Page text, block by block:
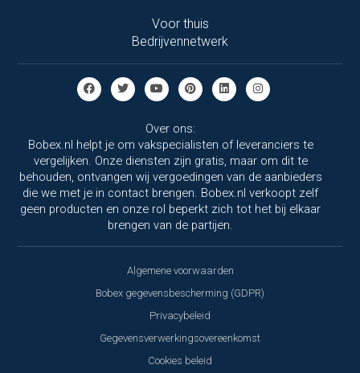
Voor thuis
Bedrijvennetwerk
Over ons:
Bobex.nl helpt je om vakspecialisten of leveranciers te
vergelijken. Onze diensten zijn gratis, maar om dit te
behouden, ontvangen wij vergoedingen van de aanbieders
die we met je in contact brengen. Bobex.nl verkoopt zelf
geen producten en onze rol beperkt zich tot het bij elkaar
brengen van de partijen.
Algemene voorwaarden
Bobex gegevensbescherming (GDPR)
Privacybeleid
Gegevensverwerkingsovereenkomst
Cookies beleid